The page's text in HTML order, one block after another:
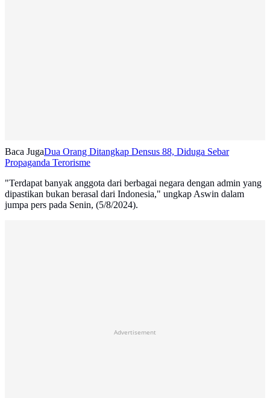
Baca JugaDua Orang Ditangkap Densus 88, Diduga Sebar
Propaganda Terorisme
"Terdapat banyak anggota dari berbagai negara dengan admin yang
dipastikan bukan berasal dari Indonesia," ungkap Aswin dalam
jumpa pers pada Senin, (5/8/2024).
Advertisement